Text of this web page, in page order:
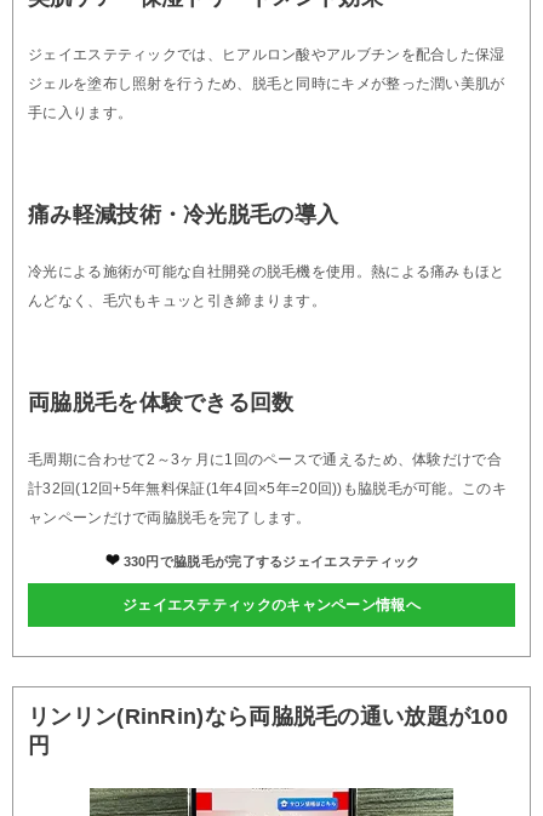
ジェイエステティックでは、ヒアルロン酸やアルブチンを配合した保湿
ジェルを塗布し照射を行うため、脱毛と同時にキメが整った潤い美肌が
手に入ります。
痛み軽減技術・冷光脱毛の導入
冷光による施術が可能な自社開発の脱毛機を使用。熱による痛みもほと
んどなく、毛穴もキュッと引き締まります。
両脇脱毛を体験できる回数
毛周期に合わせて2～3ヶ月に1回のペースで通えるため、体験だけで合
計32回(12回+5年無料保証(1年4回×5年=20回))も脇脱毛が可能。このキ
ャンペーンだけで両脇脱毛を完了します。
330円で脇脱毛が完了するジェイエステティック
ジェイエステティックのキャンペーン情報へ
リンリン(RinRin)なら両脇脱毛の通い放題が100
円